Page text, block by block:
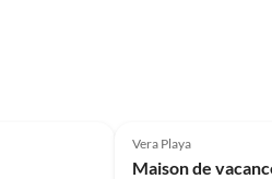
Vera Playa
Maison de